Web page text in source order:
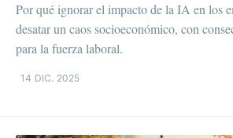
Por qué ignorar el impacto de la IA en los
desatar un caos socioeconómico, con
para la fuerza laboral.
14 DIC. 2025